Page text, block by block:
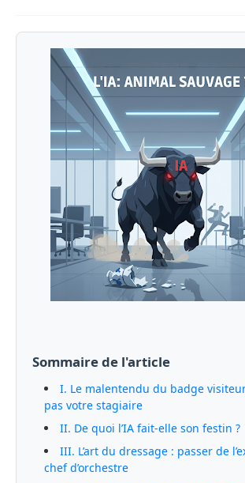
Sommaire de l'article
I. Le malentendu du badge visiteur
pas votre stagiaire
II. De quoi l’IA fait-elle son festin ?
III. L’art du dressage : passer de
chef d’orchestre